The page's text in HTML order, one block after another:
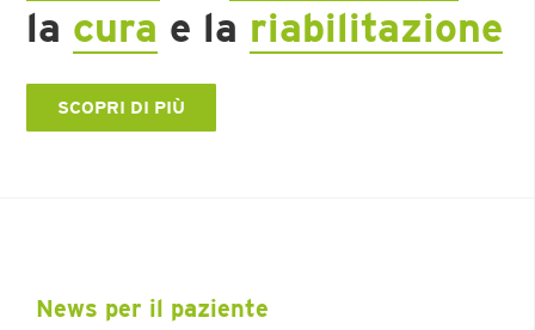
la cura e la riabilitazione
SCOPRI DI PIÙ
News per il paziente